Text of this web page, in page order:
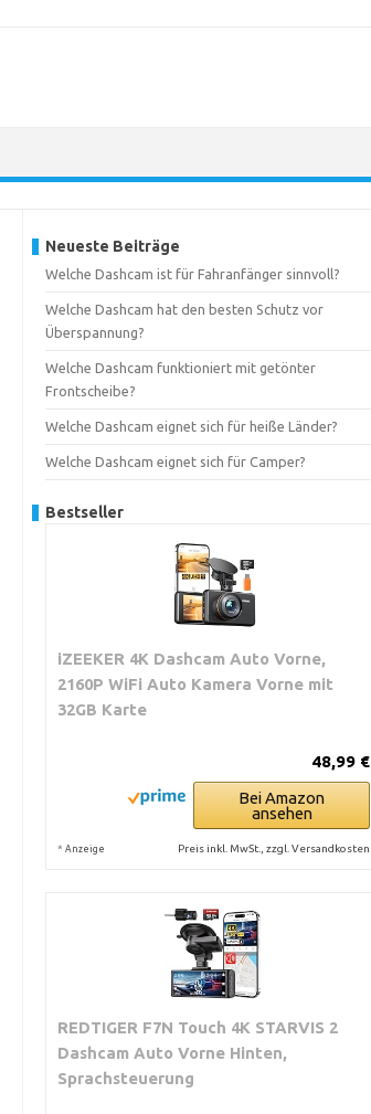
Neueste Beiträge
Welche Dashcam ist für Fahranfänger sinnvoll?
Welche Dashcam hat den besten Schutz vor
Überspannung?
Welche Dashcam funktioniert mit getönter
Frontscheibe?
Welche Dashcam eignet sich für heiße Länder?
Welche Dashcam eignet sich für Camper?
Bestseller
iZEEKER 4K Dashcam Auto Vorne,
2160P WiFi Auto Kamera Vorne mit
32GB Karte
48,99 €
Bei Amazon
ansehen
* Anzeige Preis inkl. MwSt., zzgl. Versandkosten
REDTIGER F7N Touch 4K STARVIS 2
Dashcam Auto Vorne Hinten,
Sprachsteuerung